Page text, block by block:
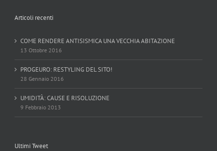
Articoli recenti
COME RENDERE ANTISISMICA UNA VECCHIA ABITAZIONE
13 Ottobre 2016
PROGEURO: RESTYLING DEL SITO!
28 Gennaio 2016
UMIDITÀ: CAUSE E RISOLUZIONE
9 Febbraio 2013
Ultimi Tweet